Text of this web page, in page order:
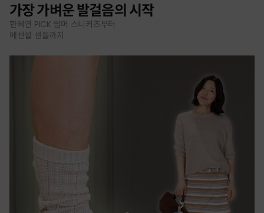
가장 가벼운 발걸음의 시작
한혜연 PICK 썸머 스니커즈부터
에센셜 샌들까지